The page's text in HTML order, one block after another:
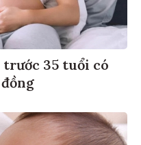
trước 35 tuổi có